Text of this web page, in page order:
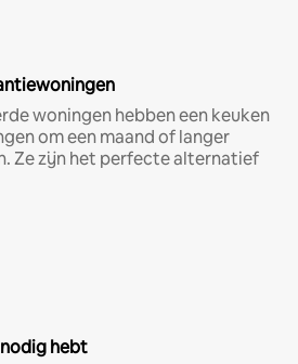
woningen hebben een keuken
om een maand of langer
Ze zijn het perfecte alternatief
hebt